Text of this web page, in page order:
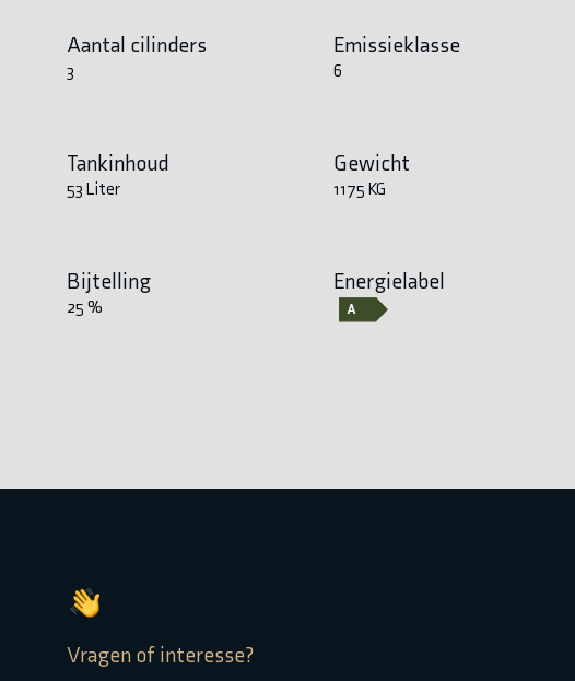
Aantal cilinders
3
Emissieklasse
6
Tankinhoud
53 Liter
Gewicht
1175 KG
Bijtelling
25 %
Energielabel
Vragen of interesse?